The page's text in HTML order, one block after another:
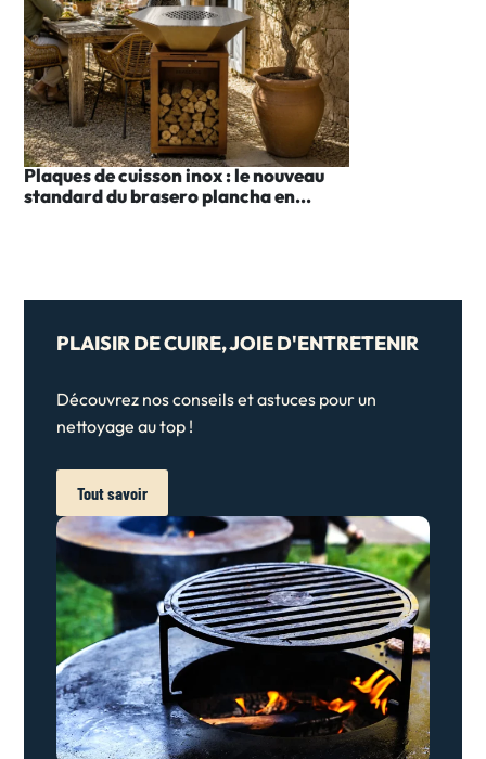
Plaques de cuisson inox : le nouveau
standard du brasero plancha en...
PLAISIR DE CUIRE, JOIE D'ENTRETENIR
Découvrez nos conseils et astuces pour un
nettoyage au top !
Tout savoir